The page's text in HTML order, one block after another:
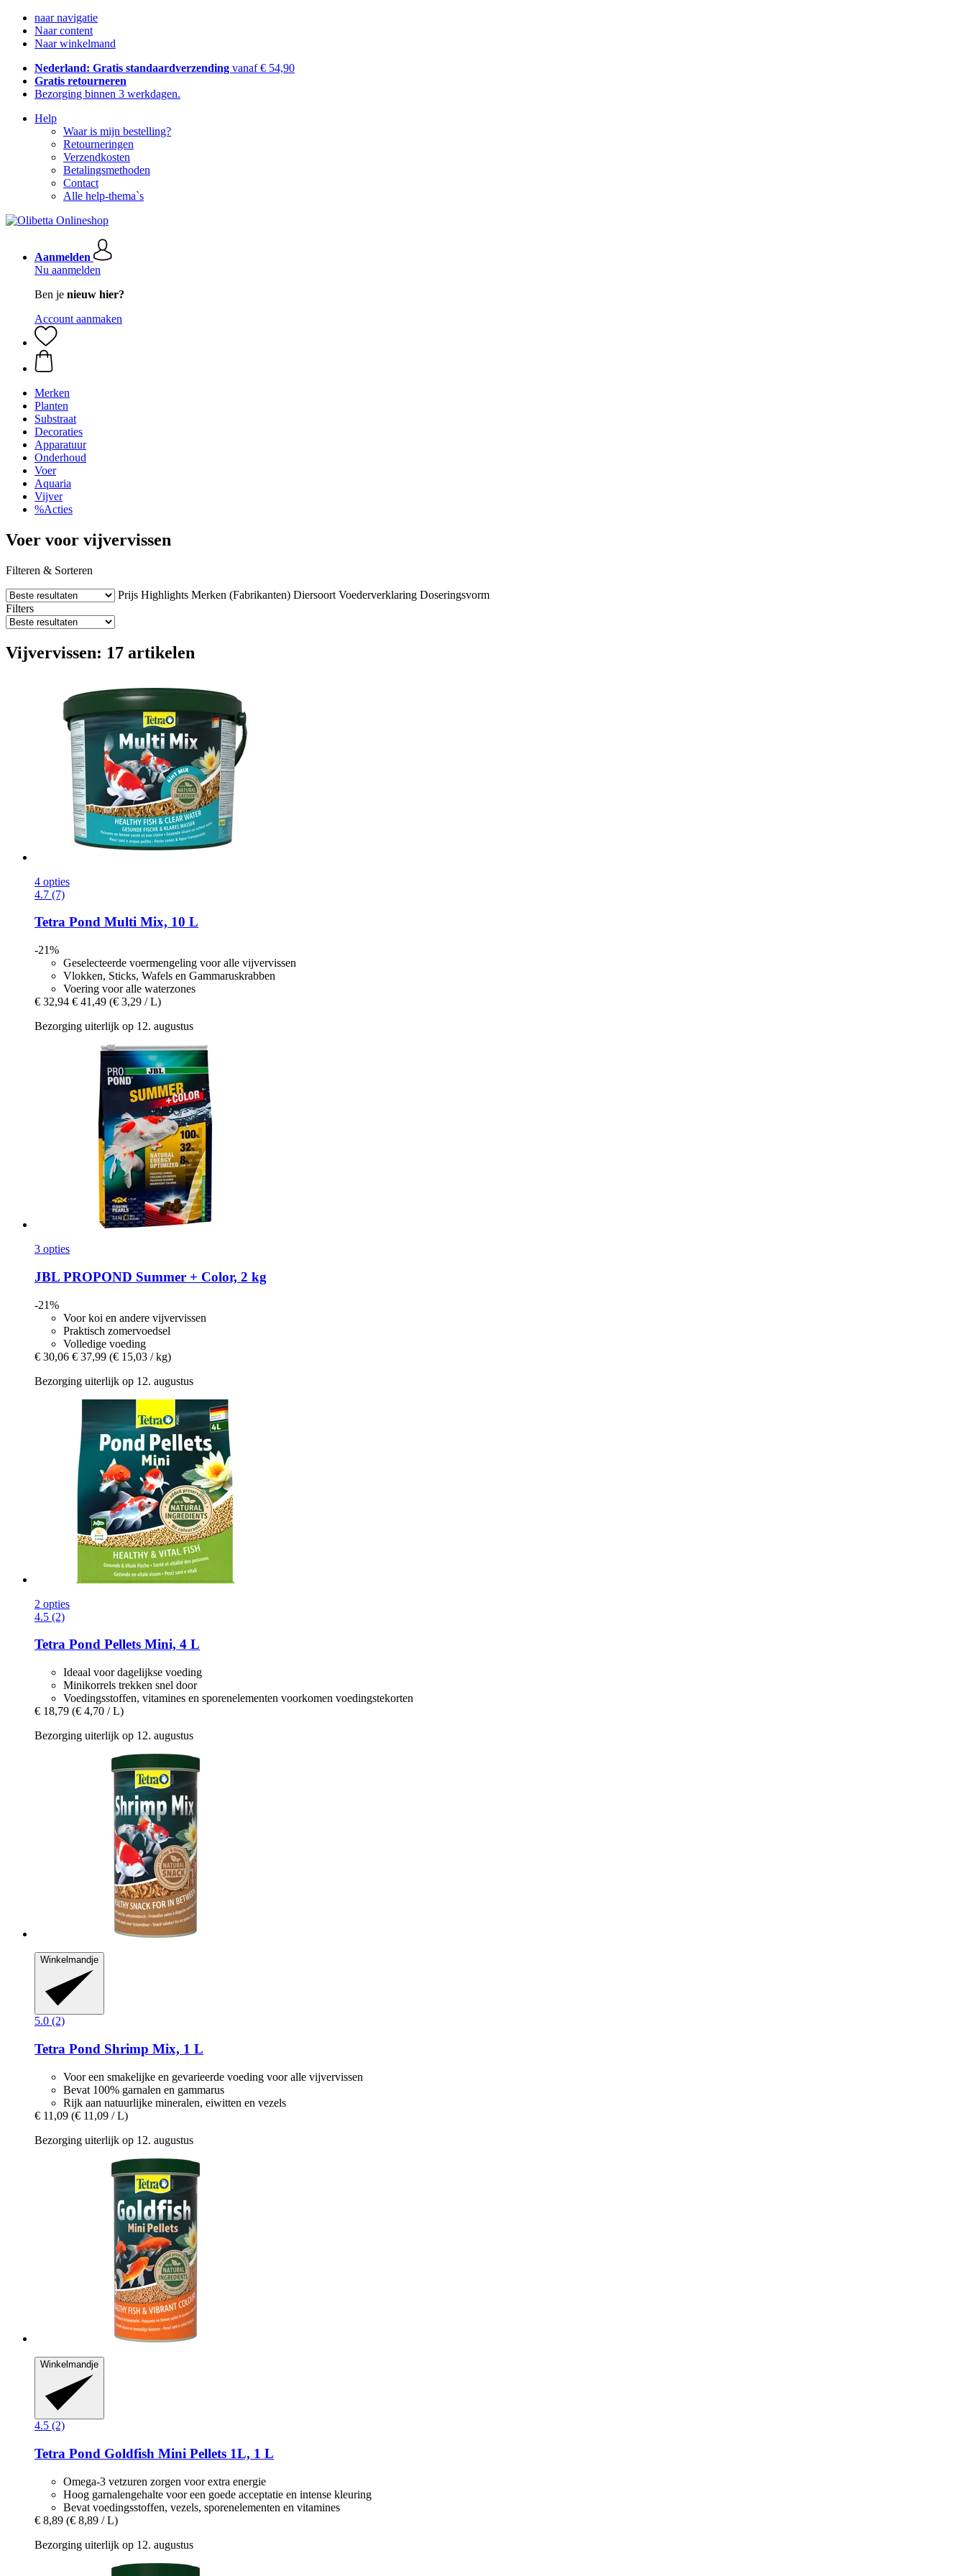
naar navigatie
Naar content
Naar winkelmand
Nederland: Gratis standaardverzending vanaf € 54,90
Gratis retourneren
Bezorging binnen 3 werkdagen.
Help
Waar is mijn bestelling?
Retourneringen
Verzendkosten
Betalingsmethoden
Contact
Alle help-thema`s
Aanmelden
Nu aanmelden
Ben je nieuw hier?
Account aanmaken
Merken
Planten
Substraat
Decoraties
Apparatuur
Onderhoud
Voer
Aquaria
Vijver
%Acties
Voer voor vijvervissen
Filteren & Sorteren
Prijs Highlights Merken (Fabrikanten) Diersoort Voederverklaring Doseringsvorm
Filters
Vijvervissen: 17 artikelen
4 opties
4.7 (7)
Tetra Pond Multi Mix, 10 L
-21%
Geselecteerde voermengeling voor alle vijvervissen
Vlokken, Sticks, Wafels en Gammaruskrabben
Voering voor alle waterzones
€ 32,94 € 41,49 (€ 3,29 / L)
Bezorging uiterlijk op 12. augustus
3 opties
JBL PROPOND Summer + Color, 2 kg
-21%
Voor koi en andere vijvervissen
Praktisch zomervoedsel
Volledige voeding
€ 30,06 € 37,99 (€ 15,03 / kg)
Bezorging uiterlijk op 12. augustus
2 opties
4.5 (2)
Tetra Pond Pellets Mini, 4 L
Ideaal voor dagelijkse voeding
Minikorrels trekken snel door
Voedingsstoffen, vitamines en sporenelementen voorkomen voedingstekorten
€ 18,79 (€ 4,70 / L)
Bezorging uiterlijk op 12. augustus
Winkelmandje
5.0 (2)
Tetra Pond Shrimp Mix, 1 L
Voor een smakelijke en gevarieerde voeding voor alle vijvervissen
Bevat 100% garnalen en gammarus
Rijk aan natuurlijke mineralen, eiwitten en vezels
€ 11,09 (€ 11,09 / L)
Bezorging uiterlijk op 12. augustus
Winkelmandje
4.5 (2)
Tetra Pond Goldfish Mini Pellets 1L, 1 L
Omega-3 vetzuren zorgen voor extra energie
Hoog garnalengehalte voor een goede acceptatie en intense kleuring
Bevat voedingsstoffen, vezels, sporenelementen en vitamines
€ 8,89 (€ 8,89 / L)
Bezorging uiterlijk op 12. augustus